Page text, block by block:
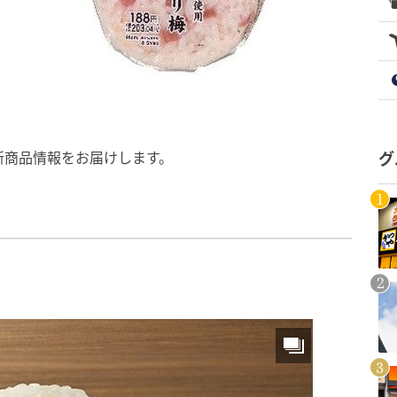
品情報をお届けします。